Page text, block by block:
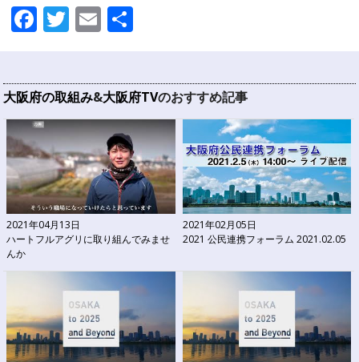
Facebook
Twitter
Email
大阪府の取組み&大阪府TVのおすすめ記事
2021年04月13日
ハートフルアグリに取り組んでみませ
んか
2021年02月05日
2021 公民連携フォーラム 2021.02.05